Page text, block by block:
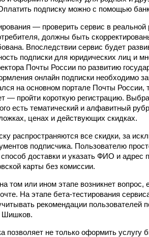
подписку можно с помощью
— проверить сервис в
должны быть
Впоследствии сервис будет
подписки для юридических лиц и
Почты России по развитию
онлайн подписки необходимо
на основном портале Почты России,
— пройти короткую регистрацию.
есть тематический и алфавитный
ценах и действующих скидках.
распространяются все скидки, за
подписчика. Пользователю
доставки и указать ФИО и адрес
карты без комиссии.
том или ином этапе возникнет
На этапе бета-тестирования
рекомендации
Шишков.
позволяет не только оформить